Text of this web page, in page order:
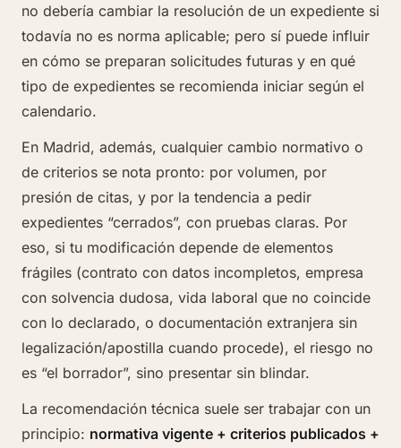
no debería cambiar la resolución de un expediente si
todavía no es norma aplicable; pero sí puede influir
en cómo se preparan solicitudes futuras y en qué
tipo de expedientes se recomienda iniciar según el
calendario.
En Madrid, además, cualquier cambio normativo o
de criterios se nota pronto: por volumen, por
presión de citas, y por la tendencia a pedir
expedientes “cerrados”, con pruebas claras. Por
eso, si tu modificación depende de elementos
frágiles (contrato con datos incompletos, empresa
con solvencia dudosa, vida laboral que no coincide
con lo declarado, o documentación extranjera sin
legalización/apostilla cuando procede), el riesgo no
es “el borrador”, sino presentar sin blindar.
La recomendación técnica suele ser trabajar con un
principio: normativa vigente + criterios publicados +